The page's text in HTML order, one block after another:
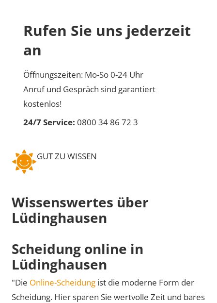
Rufen Sie uns jederzeit
an
Öffnungszeiten: Mo-So 0-24 Uhr
Anruf und Gespräch sind garantiert
kostenlos!
24/7 Service: 0800 34 86 72 3
GUT ZU WISSEN
Wissenswertes über
Lüdinghausen
Scheidung online in
Lüdinghausen
"Die Online-Scheidung ist die moderne Form der
Scheidung. Hier sparen Sie wertvolle Zeit und bares